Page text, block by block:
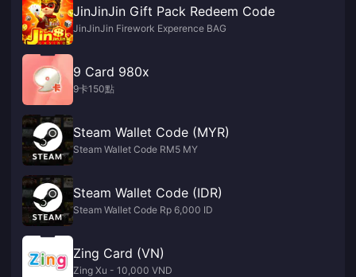
JinJinJin Gift Pack Redeem Code
JinJinJin Firework Experence BAG
9 Card 980x
9卡150點
Steam Wallet Code (MYR)
Steam Wallet Code RM5 MY
Steam Wallet Code (IDR)
Steam Wallet Code Rp 6,000 ID
Zing Card (VN)
Zing Xu - 10,000 VND